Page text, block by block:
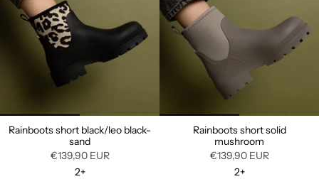
Rainboots short black/leo black-
sand
€139,90 EUR
2+
Rainboots short solid
mushroom
€139,90 EUR
2+